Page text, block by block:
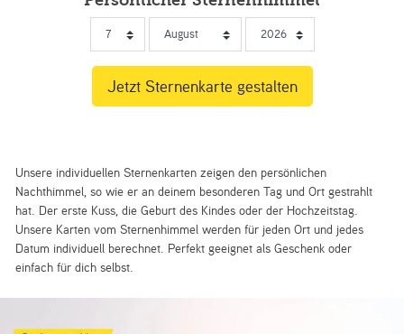
Unsere individuellen Sternenkarten zeigen den persönlichen
Nachthimmel, so wie er an deinem besonderen Tag und Ort gestrahlt
hat. Der erste Kuss, die Geburt des Kindes oder der Hochzeitstag.
Unsere Karten vom Sternenhimmel werden für jeden Ort und jedes
Datum individuell berechnet. Perfekt geeignet als Geschenk oder
einfach für dich selbst.